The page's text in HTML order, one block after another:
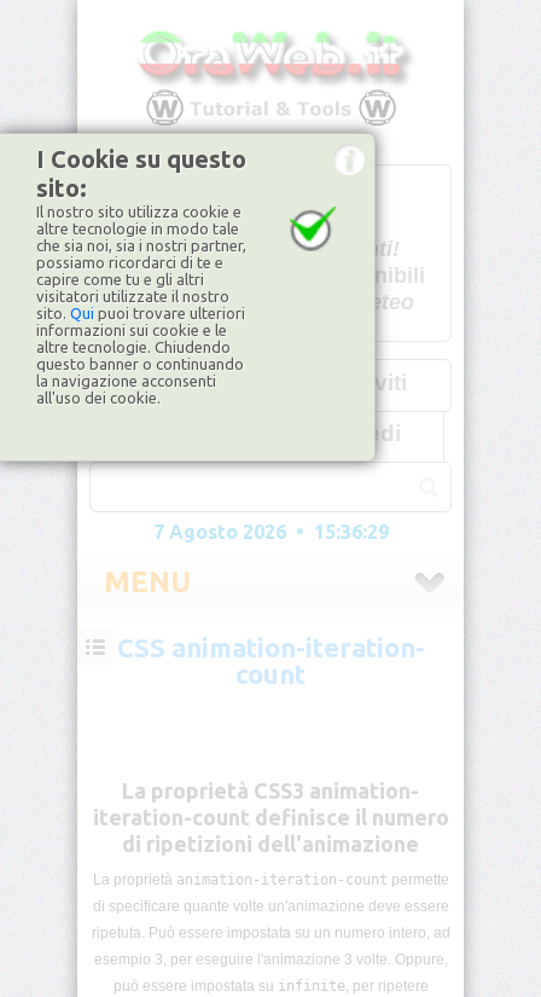
U - -
Spiacenti!
non disponibili
Dati meteo
©2026ilMeteo.it
Iscriviti
Accedi
7 Agosto 2026 • 15:36:31
MENU
CSS
Pseudo-
classi
elementi
CSS animation-iteration-
count
La proprietà CSS3 animation-
iteration-count definisce il numero
di ripetizioni dell'animazione
La proprietà animation-iteration-count permette
di specificare quante volte un'animazione deve essere
ripetuta. Può essere impostata su un numero intero, ad
esempio 3, per eseguire l'animazione 3 volte. Oppure,
può essere impostata su infinite, per ripetere
I Cookie su questo
sito:
Il nostro sito utilizza cookie e
altre tecnologie in modo tale
che sia noi, sia i nostri partner,
possiamo ricordarci di te e
capire come tu e gli altri
visitatori utilizzate il nostro
sito. Qui puoi trovare ulteriori
informazioni sui cookie e le
altre tecnologie. Chiudendo
questo banner o continuando
la navigazione acconsenti
all'uso dei cookie.